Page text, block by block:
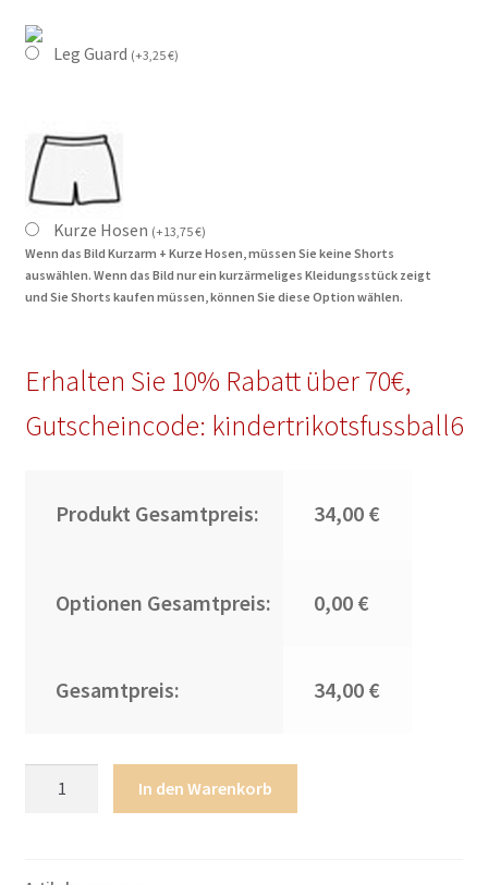
Leg Guard (+3,25€)
Kurze Hosen (+13,75€)
Wenn das Bild Kurzarm + Kurze Hosen, müssen Sie keine Shorts
auswählen. Wenn das Bild nur ein kurzärmeliges Kleidungsstück zeigt
und Sie Shorts kaufen müssen, können Sie diese Option wählen.
Erhalten Sie 10% Rabatt über 70€,
Gutscheincode: kindertrikotsfussball6
Produkt Gesamtpreis: 34,00 €
Optionen Gesamtpreis: 0,00 €
Gesamtpreis: 34,00 €
In den Warenkorb